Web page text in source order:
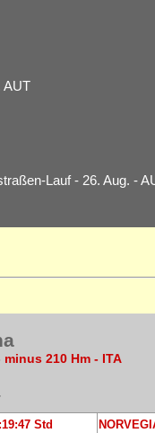
AUT
Lauf- 26. Aug. -
minus 210 Hm - ITA
Std